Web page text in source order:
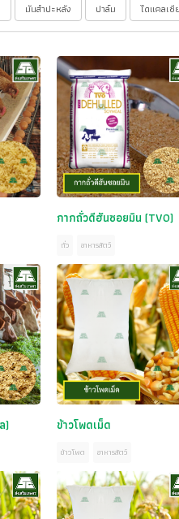
มันสำปะหลัง ปาล์ม ไดแคลเซี
กากถั่วดีฮันซอยมิน (TVO)
ถั่ว อาหารสัตว์
) ข้าวโพดเม็ด
ข้าวโพด อาหารสัตว์